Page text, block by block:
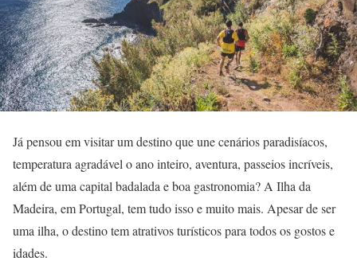
Já pensou em visitar um destino que une cenários paradisíacos,
temperatura agradável o ano inteiro, aventura, passeios incríveis,
além de uma capital badalada e boa gastronomia? A Ilha da
Madeira, em Portugal, tem tudo isso e muito mais. Apesar de ser
uma ilha, o destino tem atrativos turísticos para todos os gostos e
idades.